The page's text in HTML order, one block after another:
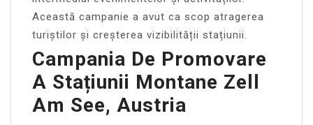
Această campanie a avut ca scop atragerea
turiștilor și creșterea vizibilității stațiunii.
Campania De Promovare
A Stațiunii Montane Zell
Am See, Austria